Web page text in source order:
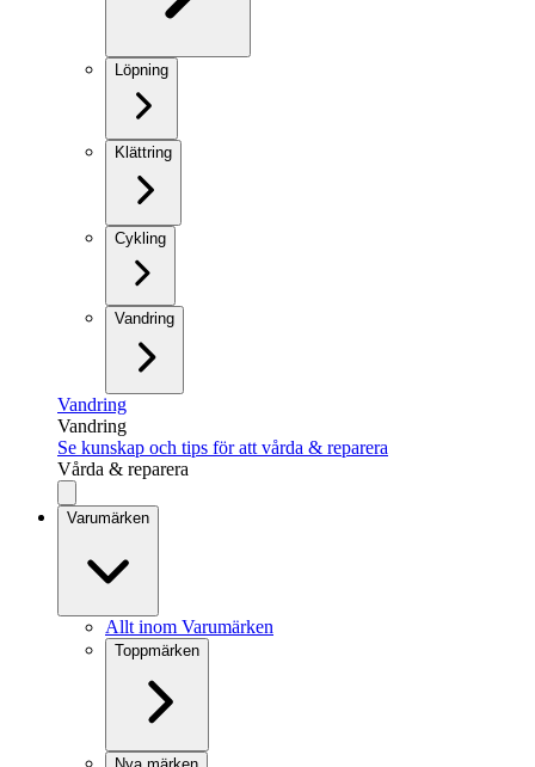
Löpning
Klättring
Cykling
Vandring
Vandring
Vandring
Se kunskap och tips för att vårda & reparera
Vårda & reparera
Varumärken
Allt inom Varumärken
Toppmärken